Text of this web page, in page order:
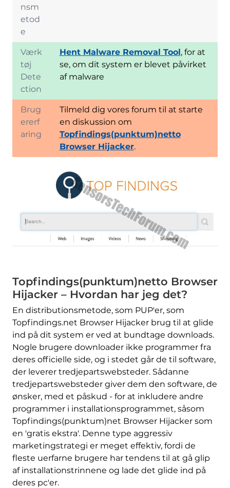
nsm
etod
e
Værk
tøj
Dete
ction
Hent Malware Removal Tool, for at
se, om dit system er blevet påvirket
af malware
Brug
ererf
aring
Tilmeld dig vores forum til at starte
en diskussion om
Topfindings(punktum)netto
Browser Hijacker.
Topfindings(punktum)netto Browser
Hijacker – Hvordan har jeg det?
En distributionsmetode, som PUP'er, som
Topfindings.net Browser Hijacker brug til at glide
ind på dit system er ved at bundtage downloads.
Nogle brugere downloader ikke programmer fra
deres officielle side, og i stedet går de til software,
der leverer tredjepartswebsteder. Sådanne
tredjepartswebsteder giver dem den software, de
ønsker, med et påskud - for at inkludere andre
programmer i installationsprogrammet, såsom
Topfindings(punktum)net Browser Hijacker som
en 'gratis ekstra'. Denne type aggressiv
marketingstrategi er meget effektiv, fordi de
fleste uerfarne brugere har tendens til at gå glip
af installationstrinnene og lade det glide ind på
deres pc'er.